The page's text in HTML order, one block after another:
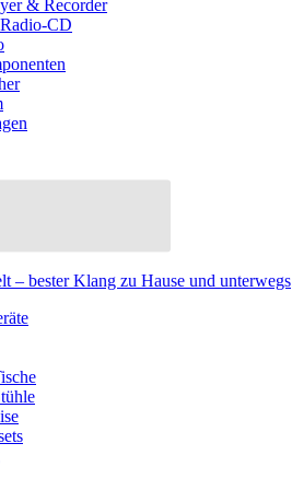
& Recorder
CD
– bester Klang zu Hause und unterwegs